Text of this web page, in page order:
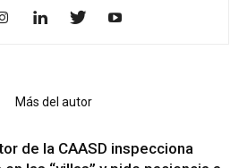
Más del autor
de la CAASD inspecciona